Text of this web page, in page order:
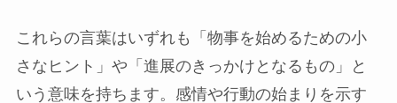
これらの言葉はいずれも「物事を始めるための小
さなヒント」や「進展のきっかけとなるもの」と
いう意味を持ちます。感情や行動の始まりを示す